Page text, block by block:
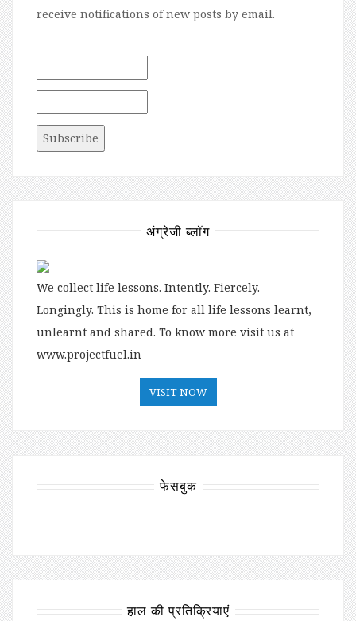
receive notifications of new posts by email.
अंग्रेजी ब्लॉग
We collect life lessons. Intently. Fiercely.
Longingly. This is home for all life lessons learnt,
unlearnt and shared. To know more visit us at
www.projectfuel.in
VISIT NOW
फेसबुक
हाल की प्रतिक्रियाएं